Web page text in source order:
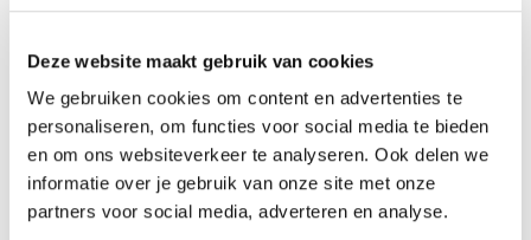
Deze website maakt gebruik van cookies
We gebruiken cookies om content en advertenties te
personaliseren, om functies voor social media te bieden
en om ons websiteverkeer te analyseren. Ook delen we
informatie over je gebruik van onze site met onze
partners voor social media, adverteren en analyse.
ZELFKL. ROZET (17 MM) BETON GRIJS #193 (10 ST)
Deze zelfklevende rozet in meer dan 175 kleuren folie heeft een
binnendiameter van 17 mm en een buitendiameter van 55 mm.
Hiermee werkt u verwarmingsbuizen keurig af in dezelfde kleur